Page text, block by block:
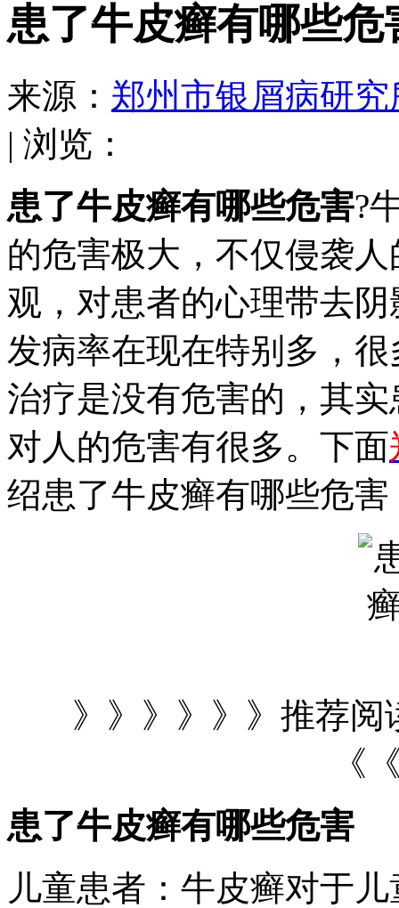
患了牛皮癣有哪些危
来源： 郑州市银屑病研究
| 浏览：
患了牛皮癣有哪些危害?
的危害极大，不仅侵袭
观，对患者的心理带去
发病率在现在特别多，
治疗是没有危害的，其
对人的危害有很多。下面
绍患了牛皮癣有哪些危害
》》》》》》推荐阅
《
患了牛皮癣有哪些危害
儿童患者：牛皮癣对于